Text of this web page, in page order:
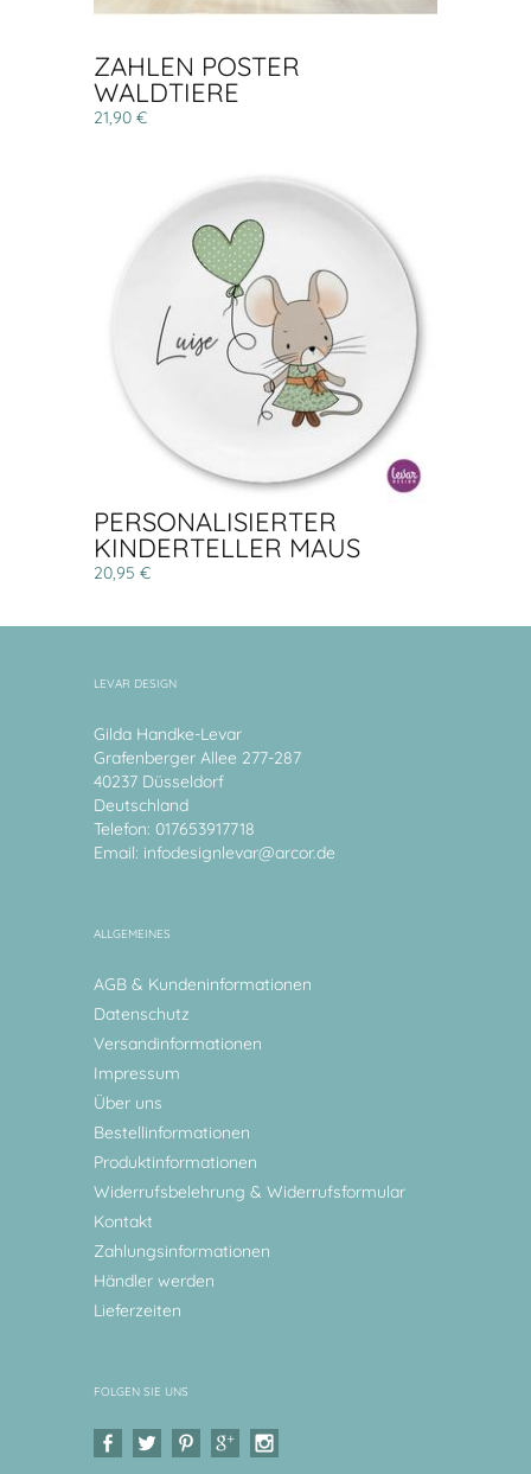
ZAHLEN POSTER
WALDTIERE
21,90 €
PERSONALISIERTER
KINDERTELLER MAUS
20,95 €
LEVAR DESIGN
Gilda Handke-Levar
Grafenberger Allee 277-287
40237 Düsseldorf
Deutschland
Telefon: 017653917718
Email: infodesignlevar@arcor.de
ALLGEMEINES
AGB & Kundeninformationen
Datenschutz
Versandinformationen
Impressum
Über uns
Bestellinformationen
Produktinformationen
Widerrufsbelehrung & Widerrufsformular
Kontakt
Zahlungsinformationen
Händler werden
Lieferzeiten
FOLGEN SIE UNS